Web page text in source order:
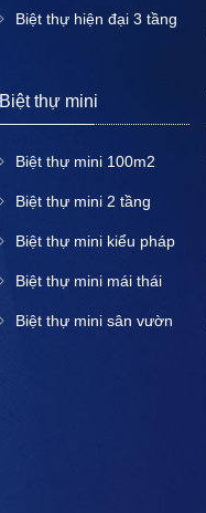
Biệt thự hiện đại 3 tầng
Biệt thự mini
Biệt thự mini 100m2
Biệt thự mini 2 tầng
Biệt thự mini kiểu pháp
Biệt thự mini mái thái
Biệt thự mini sân vườn